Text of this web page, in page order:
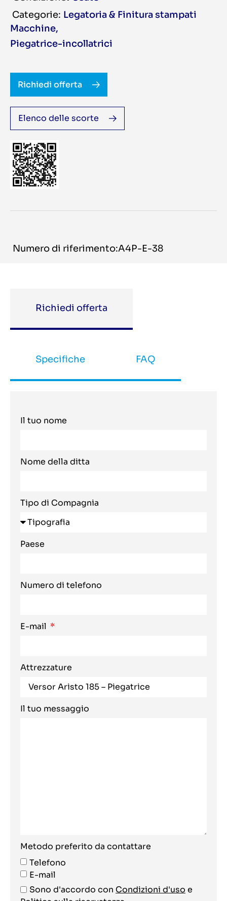
Legatoria & Finitura stampati
Macchine
,
Piegatrice-incollatrici
Richiedi offerta
Elenco delle scorte
Numero di riferimento:A4P-E-38
Richiedi offerta
Specifiche FAQ
Il tuo nome
Nome della ditta
Tipo di Compagnia
Paese
Numero di telefono
E-mail
Attrezzature
Il tuo messaggio
Metodo preferito da contattare
Telefono
E-mail
Sono d'accordo con Condizioni d'uso e